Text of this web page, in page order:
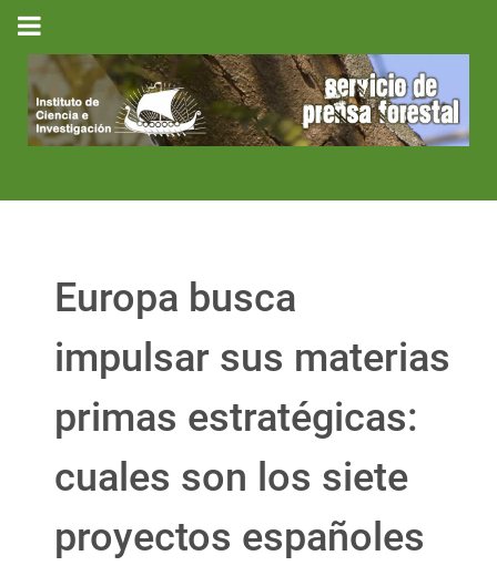
Europa busca
impulsar sus materias
primas estratégicas:
cuales son los siete
proyectos españoles